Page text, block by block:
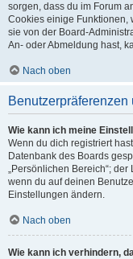
sorgen, dass du im Forum
Cookies einige Funktionen,
sie von der Board-
An- oder Abmeldung hast,
Nach oben
Wie kann ich meine
Wenn du dich registriert
Datenbank des Boards
„Persönlichen Bereich“;
wenn du auf deinen
Einstellungen ändern.
Nach oben
Wie kann ich verhindern,